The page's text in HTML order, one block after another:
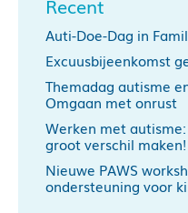
Auti-Doe-Dag in
Excuusbijeenkomst
Themadag autisme
Omgaan met onrust
Werken met
groot verschil maken!
Nieuwe PAWS
ondersteuning voor